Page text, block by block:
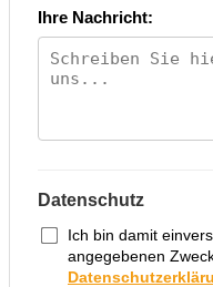
Ihre Nachricht:
Datenschutz
Ich bin damit
angegebenen